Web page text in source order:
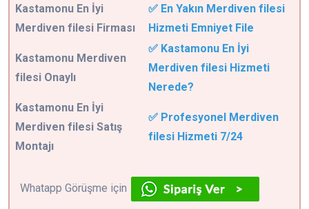
Kastamonu En İyi
Merdiven filesi Firması
✅ En Yakın Merdiven filesi
Hizmeti Emniyet File
Kastamonu Merdiven
filesi Onaylı
✅ Kastamonu En İyi
Merdiven filesi Hizmeti
Nerede?
Kastamonu En İyi
Merdiven filesi Satış
Montajı
✅ Profesyonel Merdiven
filesi Hizmeti 7/24
Whatapp Görüşme için